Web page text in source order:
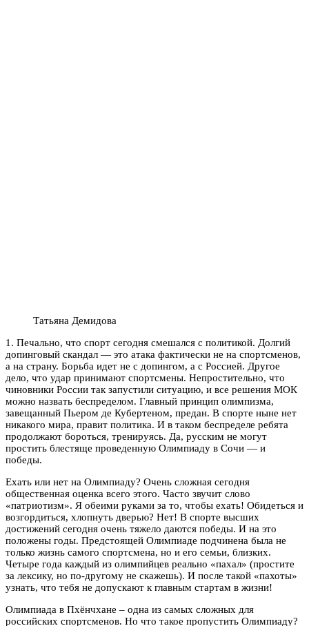
Татьяна Демидова
1. Печально, что спорт сегодня смешался с политикой. Долгий
допинговый скандал — это атака фактически не на спортсменов,
а на страну. Борьба идет не с допингом, а с Россией. Другое
дело, что удар принимают спортсмены. Непростительно, что
чиновники России так запустили ситуацию, и все решения МОК
можно назвать беспределом. Главный принцип олимпизма,
завещанный Пьером де Кубертеном, предан. В спорте ныне нет
никакого мира, правит политика. И в таком беспределе ребята
продолжают бороться, тренируясь. Да, русским не могут
простить блестяще проведенную Олимпиаду в Сочи — и
победы.
Ехать или нет на Олимпиаду? Очень сложная сегодня
общественная оценка всего этого. Часто звучит слово
«патриотизм». Я обеими руками за то, чтобы ехать! Обидеться и
возгордиться, хлопнуть дверью? Нет! В спорте высших
достижений сегодня очень тяжело даются победы. И на это
положены годы. Предстоящей Олимпиаде подчинена была не
только жизнь самого спортсмена, но и его семьи, близких.
Четыре года каждый из олимпийцев реально «пахал» (простите
за лексику, но по-другому не скажешь). И после такой «пахоты»
узнать, что тебя не допускают к главным стартам в жизни!
Олимпиада в Пхёнчхане – одна из самых сложных для
российских спортсменов. Но что такое пропустить Олимпиаду?